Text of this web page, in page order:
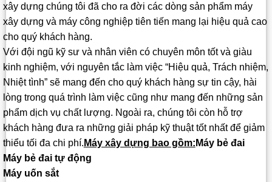
xây dựng chúng tôi đã cho ra đời các dòng sản phẩm máy
xây dựng và máy công nghiệp tiên tiến mang lại hiệu quả cao
cho quý khách hàng.
Với đội ngũ kỹ sư và nhân viên có chuyên môn tốt và giàu
kinh nghiệm, với nguyên tắc làm việc “Hiệu quả, Trách nhiệm,
Nhiệt tình” sẽ mang đến cho quý khách hàng sự tin cậy, hài
lòng trong quá trình làm việc cũng như mang đến những sản
phẩm dịch vụ chất lượng. Ngoài ra, chúng tôi còn hỗ trợ
khách hàng đưa ra những giải pháp kỹ thuật tốt nhất để giảm
thiểu tối đa chi phí. Máy xây dựng bao gồm: Máy bẻ đai
Máy bẻ đai tự động
Máy uốn sắt